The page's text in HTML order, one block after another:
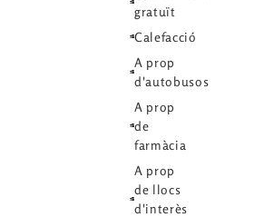
gratuït
Calefacció
A prop
d'autobusos
A prop
de
farmàcia
A prop
de llocs
d'interès